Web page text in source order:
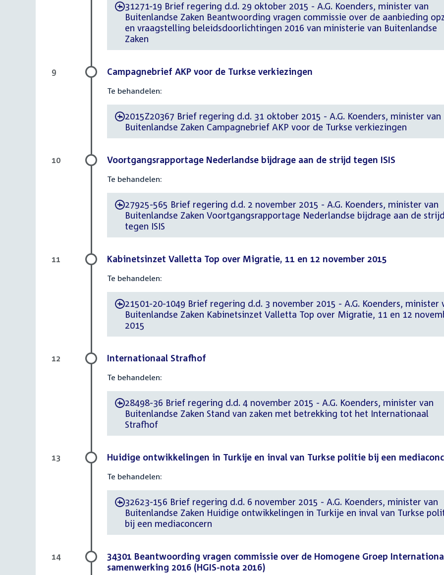
-31271-19 Brief regering d.d. 29 oktober 2015 - A.G. Koenders, minister van
Buitenlandse Zaken Beantwoording vragen commissie over de aanbieding
en vraagstelling beleidsdoorlichtingen 2016 van ministerie van Buitenlandse
Zaken
Campagnebrief AKP voor de Turkse verkiezingen
Te behandelen:
-2015Z20367 Brief regering d.d. 31 oktober 2015 - A.G. Koenders, minister van
Buitenlandse Zaken Campagnebrief AKP voor de Turkse verkiezingen
9
Voortgangsrapportage Nederlandse bijdrage aan de strijd tegen ISIS
Te behandelen:
-27925-565 Brief regering d.d. 2 november 2015 - A.G. Koenders, minister van
Buitenlandse Zaken Voortgangsrapportage Nederlandse bijdrage aan de strijd
tegen ISIS
10
Kabinetsinzet Valletta Top over Migratie, 11 en 12 november 2015
Te behandelen:
-21501-20-1049 Brief regering d.d. 3 november 2015 - A.G. Koenders, minister
Buitenlandse Zaken Kabinetsinzet Valletta Top over Migratie, 11 en 12
2015
11
Internationaal Strafhof
Te behandelen:
-28498-36 Brief regering d.d. 4 november 2015 - A.G. Koenders, minister van
Buitenlandse Zaken Stand van zaken met betrekking tot het Internationaal
Strafhof
12
Huidige ontwikkelingen in Turkije en inval van Turkse politie bij een
Te behandelen:
-32623-156 Brief regering d.d. 6 november 2015 - A.G. Koenders, minister van
Buitenlandse Zaken Huidige ontwikkelingen in Turkije en inval van Turkse
bij een mediaconcern
13
34301 Beantwoording vragen commissie over de Homogene Groep
samenwerking 2016 (HGIS-nota 2016)
14